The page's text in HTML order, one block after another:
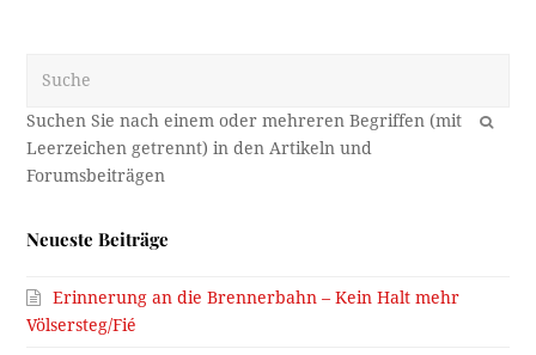
OK
Neueste Beiträge
Erinnerung an die Brennerbahn – Kein Halt mehr
Völsersteg/Fié